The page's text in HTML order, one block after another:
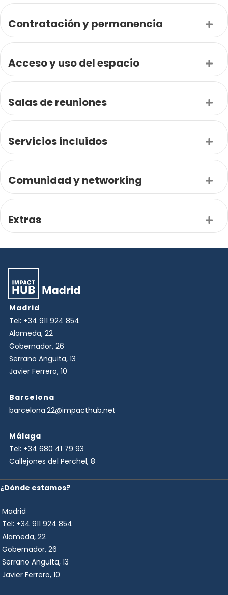
Contratación y permanencia
Acceso y uso del espacio
Salas de reuniones
Servicios incluidos
Comunidad y networking
Extras
Madrid
Tel: +34 911 924 854
Alameda, 22
Gobernador, 26
Serrano Anguita, 13
Javier Ferrero, 10
Barcelona
barcelona.22@impacthub.net
Málaga
Tel: +34 680 41 79 93
Callejones del Perchel, 8
¿Dónde estamos?
Madrid
Tel: +34 911 924 854
Alameda, 22
Gobernador, 26
Serrano Anguita, 13
Javier Ferrero, 10